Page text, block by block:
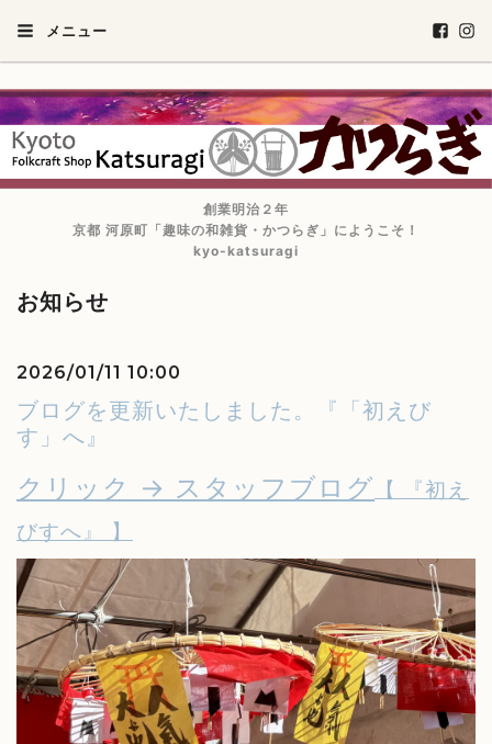
メニュー
創業明治２年
京都 河原町「趣味の和雑貨・かつらぎ」にようこそ！
kyo-katsuragi
お知らせ
2026/01/11 10:00
ブログを更新いたしました。『「初えび
す」へ』
クリック → スタッフブログ 【 『初え
びすへ』 】